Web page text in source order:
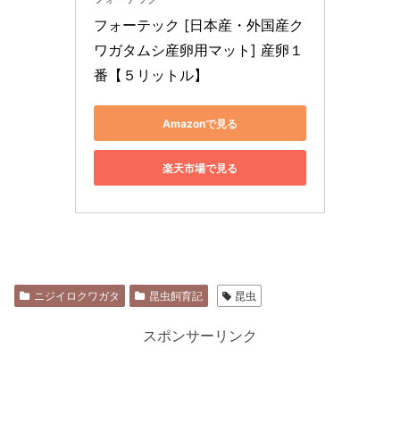
フォーテック [日本産・外国産ク
ワガタムシ産卵用マット] 産卵１
番【５リットル】
Amazonで見る
楽天市場で見る
ニジイロクワガタ 昆虫飼育記 昆虫
スポンサーリンク